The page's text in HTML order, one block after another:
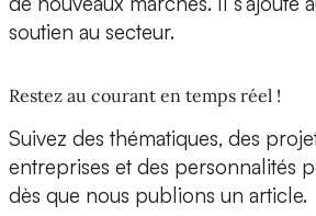
soutien au secteur.
Restez au courant en temps réel !
Suivez des thématiques, des
entreprises et des personnalités
dès que nous publions un article.